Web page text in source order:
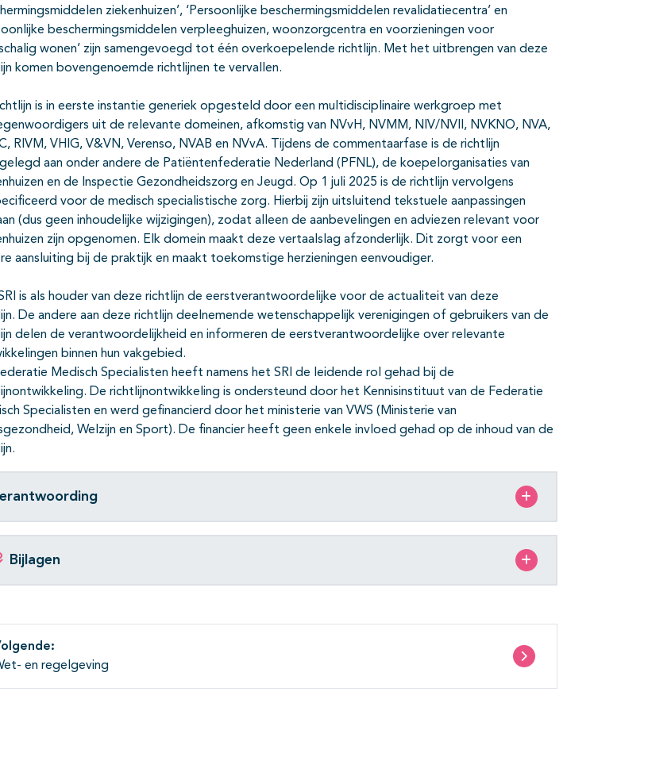
ziekenhuizen’, ‘Persoonlijke beschermingsmiddelen revalidatiecentra’ en
beschermingsmiddelen verpleeghuizen, woonzorgcentra en voorzieningen voor
wonen’ zijn samengevoegd tot één overkoepelende richtlijn. Met het uitbrengen van deze
komen bovengenoemde richtlijnen te vervallen.
is in eerste instantie generiek opgesteld door een multidisciplinaire werkgroep met
uit de relevante domeinen, afkomstig van NVvH, NVMM, NIV/NVII, NVKNO, NVA,
RIVM, VHIG, V&VN, Verenso, NVAB en NVvA. Tijdens de commentaarfase is de richtlijn
aan onder andere de Patiëntenfederatie Nederland (PFNL), de koepelorganisaties van
en de Inspectie Gezondheidszorg en Jeugd. Op 1 juli 2025 is de richtlijn vervolgens
voor de medisch specialistische zorg. Hierbij zijn uitsluitend tekstuele aanpassingen
(dus geen inhoudelijke wijzigingen), zodat alleen de aanbevelingen en adviezen relevant voor
zijn opgenomen. Elk domein maakt deze vertaalslag afzonderlijk. Dit zorgt voor een
aansluiting bij de praktijk en maakt toekomstige herzieningen eenvoudiger.
is als houder van deze richtlijn de eerstverantwoordelijke voor de actualiteit van deze
De andere aan deze richtlijn deelnemende wetenschappelijk verenigingen of gebruikers van de
delen de verantwoordelijkheid en informeren de eerstverantwoordelijke over relevante
binnen hun vakgebied.
Medisch Specialisten heeft namens het SRI de leidende rol gehad bij de
De richtlijnontwikkeling is ondersteund door het Kennisinstituut van de Federatie
Specialisten en werd gefinancierd door het ministerie van VWS (Ministerie van
Welzijn en Sport). De financier heeft geen enkele invloed gehad op de inhoud van de
Bijlagen
en regelgeving